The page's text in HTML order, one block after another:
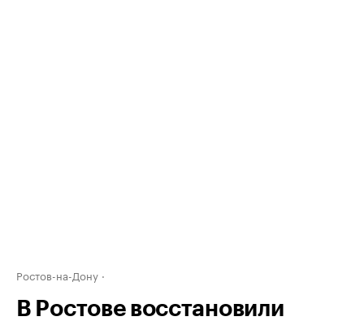
Ростов-на-Дону
В Ростове восстановили